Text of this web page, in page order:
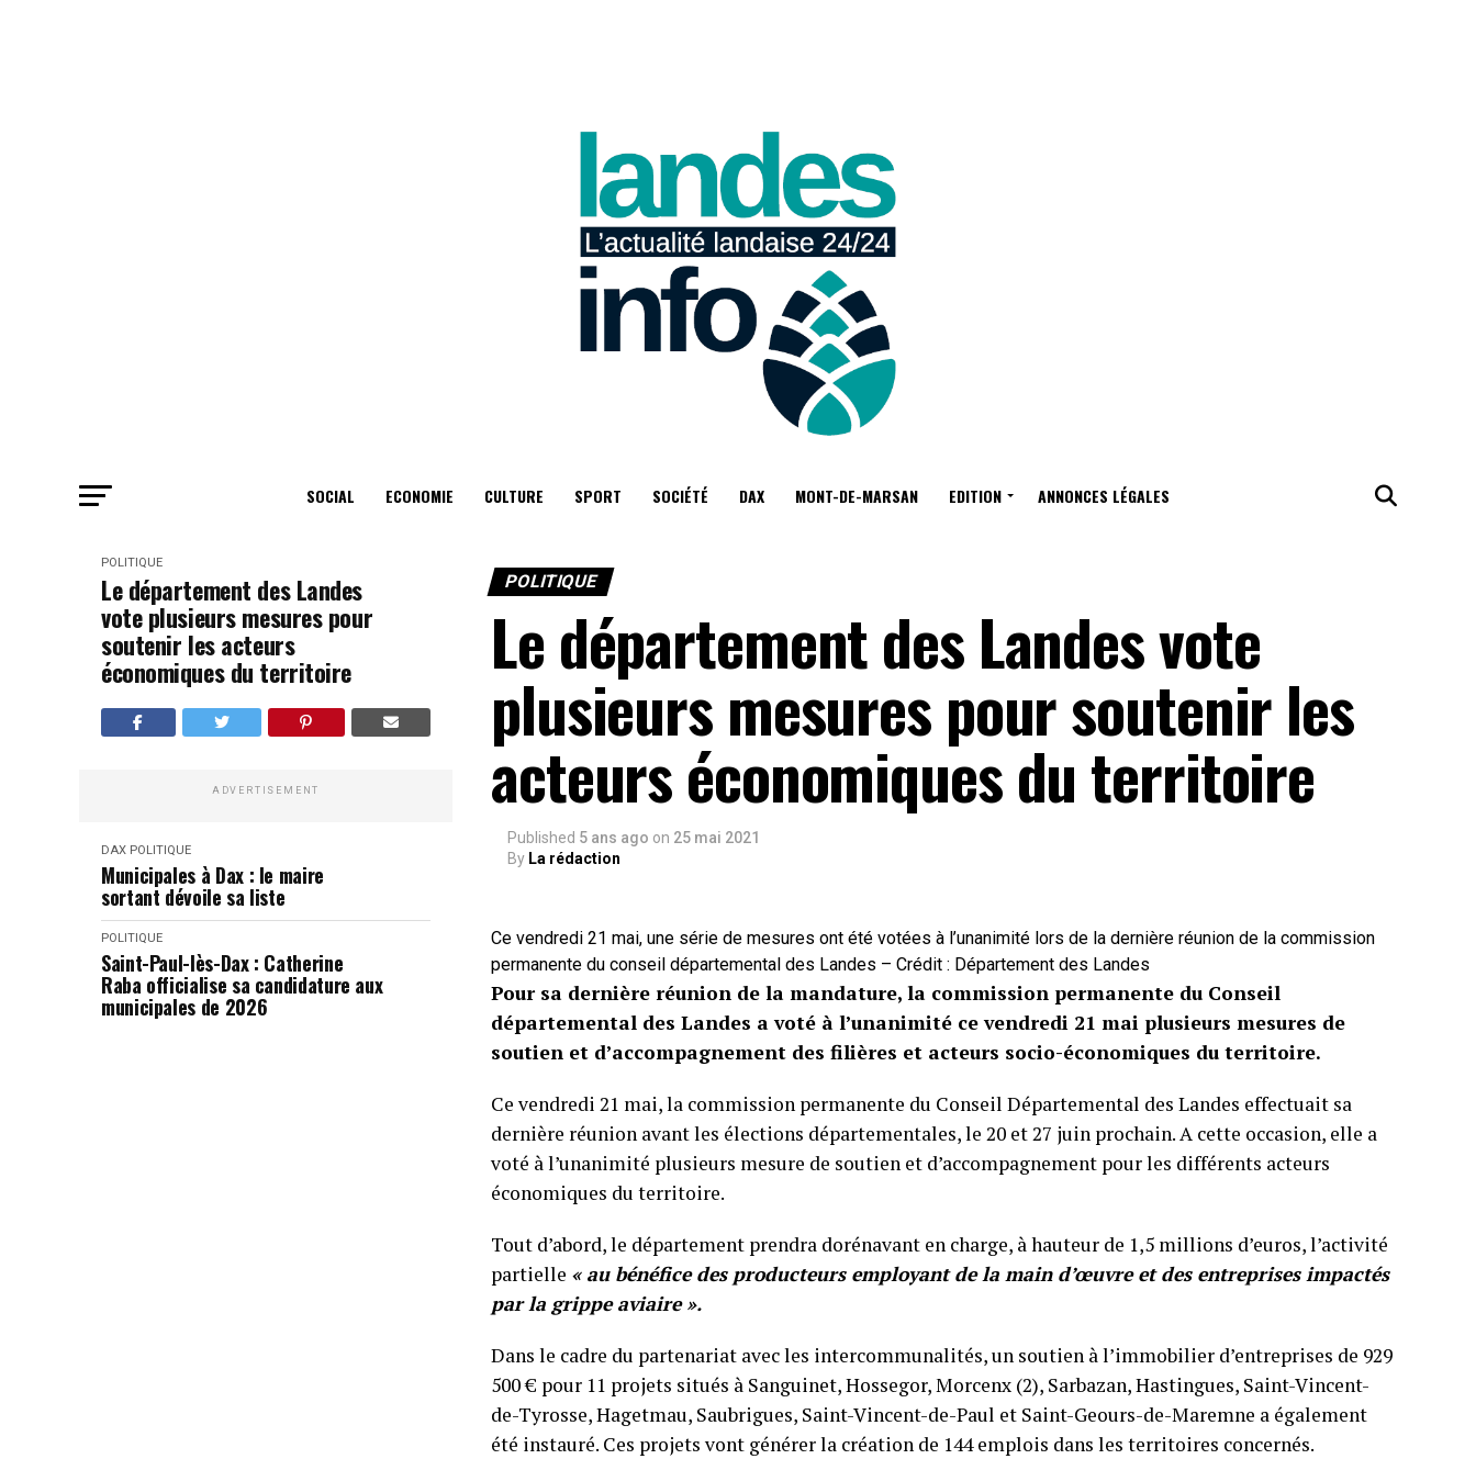
SOCIAL ECONOMIE CULTURE SPORT SOCIÉTÉ DAX MONT-DE-MARSAN EDITION ANNONCES LÉGALES
POLITIQUE
Le département des Landes
vote plusieurs mesures pour
soutenir les acteurs
économiques du territoire
ADVERTISEMENT
DAX POLITIQUE
Municipales à Dax : le maire
sortant dévoile sa liste
POLITIQUE
Saint-Paul-lès-Dax : Catherine
Raba officialise sa candidature aux
municipales de 2026
POLITIQUE
Le département des Landes vote
plusieurs mesures pour soutenir les
acteurs économiques du territoire
Published 5 ans ago on 25 mai 2021
By La rédaction
Ce vendredi 21 mai, une série de mesures ont été votées à l’unanimité lors de la dernière réunion de la commission
permanente du conseil départemental des Landes – Crédit : Département des Landes
Pour sa dernière réunion de la mandature, la commission permanente du Conseil
départemental des Landes a voté à l’unanimité ce vendredi 21 mai plusieurs mesures de
soutien et d’accompagnement des filières et acteurs socio-économiques du territoire.
Ce vendredi 21 mai, la commission permanente du Conseil Départemental des Landes effectuait sa
dernière réunion avant les élections départementales, le 20 et 27 juin prochain. A cette occasion, elle a
voté à l’unanimité plusieurs mesure de soutien et d’accompagnement pour les différents acteurs
économiques du territoire.
Tout d’abord, le département prendra dorénavant en charge, à hauteur de 1,5 millions d’euros, l’activité
partielle « au bénéfice des producteurs employant de la main d’œuvre et des entreprises impactés
par la grippe aviaire ».
Dans le cadre du partenariat avec les intercommunalités, un soutien à l’immobilier d’entreprises de 929
500 € pour 11 projets situés à Sanguinet, Hossegor, Morcenx (2), Sarbazan, Hastingues, Saint-Vincent-
de-Tyrosse, Hagetmau, Saubrigues, Saint-Vincent-de-Paul et Saint-Geours-de-Maremne a également
été instauré. Ces projets vont générer la création de 144 emplois dans les territoires concernés.